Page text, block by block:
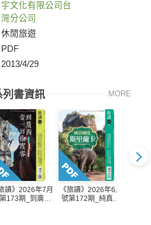
宇文化有限公司台
灣分公司
休閒旅遊
PDF
2013/4/29
列書資訊 MORE
讀》2026年7月
173期_到廣西
《旅讀》2026年6月
號第172期_純真國